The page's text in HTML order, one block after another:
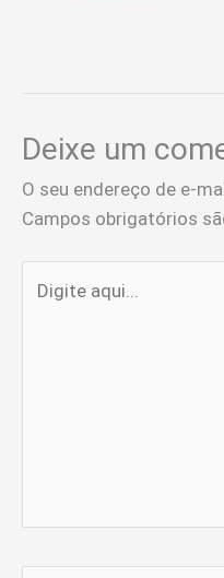
Deixe um
O seu endereço de e-
Campos obrigatórios
aqui...